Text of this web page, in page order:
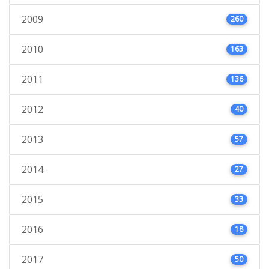
2009 260
2010 163
2011 136
2012 40
2013 57
2014 27
2015 33
2016 18
2017 50